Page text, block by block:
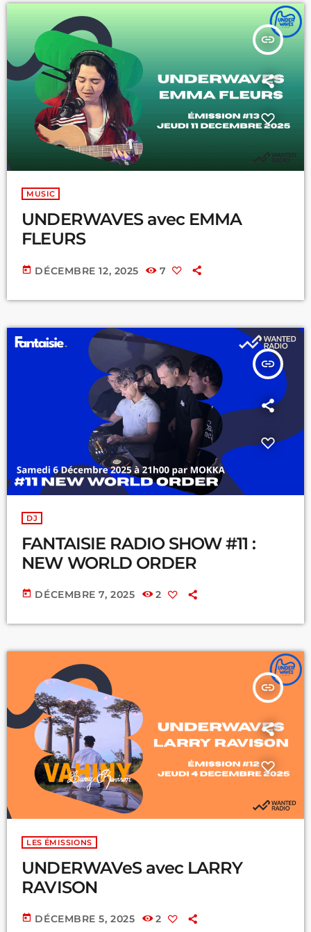
insert_link
MUSIC
UNDERWAVES avec EMMA
FLEURS
today DÉCEMBRE 12, 2025 7
insert_link
DJ
FANTAISIE RADIO SHOW #11 :
NEW WORLD ORDER
today DÉCEMBRE 7, 2025 2
insert_link
LES ÉMISSIONS
UNDERWAVeS avec LARRY
RAVISON
today DÉCEMBRE 5, 2025 2